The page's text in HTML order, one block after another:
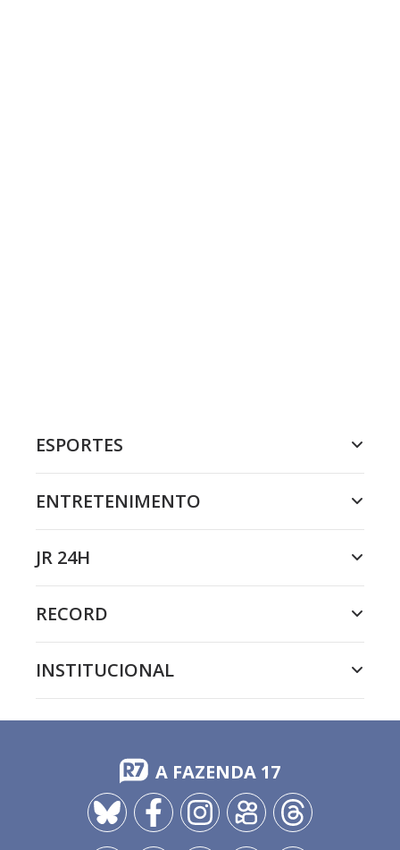
ESPORTES
ENTRETENIMENTO
JR 24H
RECORD
INSTITUCIONAL
A FAZENDA 17